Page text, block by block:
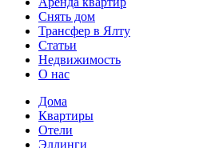
Снять дом
Трансфер в Ялту
Статьи
Недвижимость
О нас
Дома
Квартиры
Отели
Эллинги